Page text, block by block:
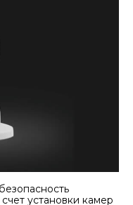
установки камер